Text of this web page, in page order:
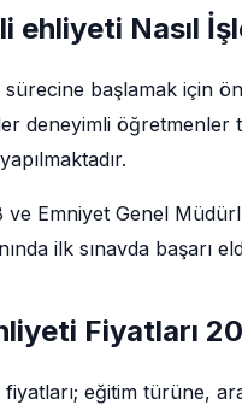
ehliyeti Nasıl
başlamak için
deneyimli öğretmenler
ve Emniyet Genel
ilk sınavda başarı
Fiyatları
eğitim türüne,